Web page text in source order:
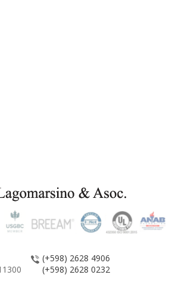
(+598) 2628 4906
(+598) 2628 0232